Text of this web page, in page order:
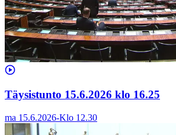
Täysistunto 15.6.2026 klo 16.25
ma 15.6.2026-Klo 12.30